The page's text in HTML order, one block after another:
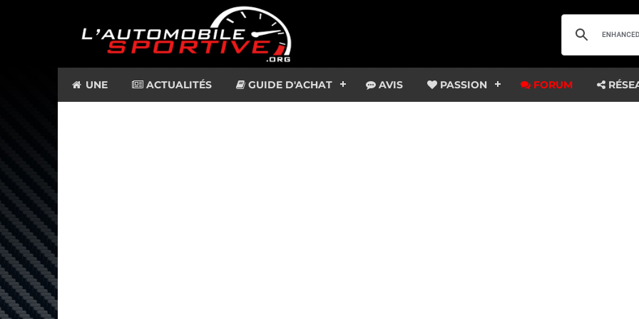
UNE ACTUALITÉS GUIDE D'ACHAT AVIS PASSION FORUM